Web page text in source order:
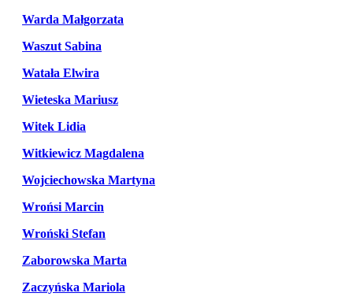
Warda Małgorzata
Waszut Sabina
Watała Elwira
Wieteska Mariusz
Witek Lidia
Witkiewicz Magdalena
Wojciechowska Martyna
Wrońsi Marcin
Wroński Stefan
Zaborowska Marta
Zaczyńska Mariola